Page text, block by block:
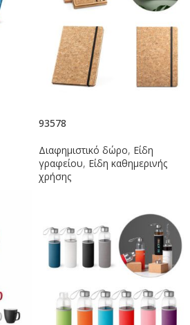
93578
Διαφημιστικό δώρο, Είδη
γραφείου, Είδη καθημερινής
χρήσης